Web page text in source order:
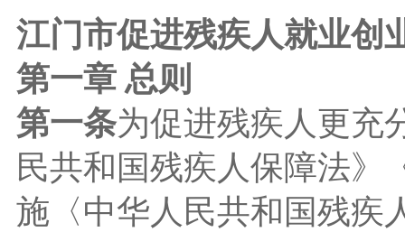
江门市促进残疾人就业创
第一章 总则
第一条为促进残疾人更充
民共和国残疾人保障法》
施〈中华人民共和国残疾